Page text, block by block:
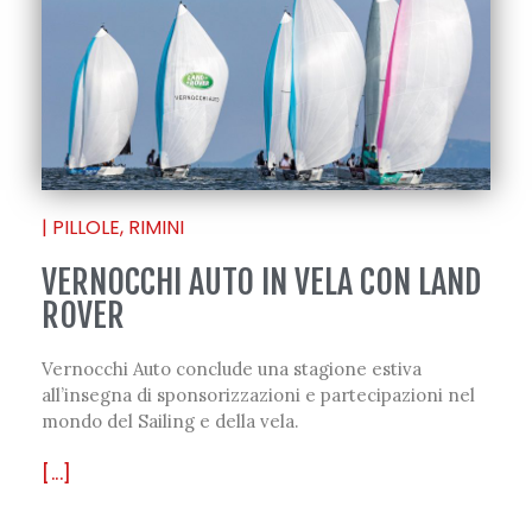
| PILLOLE, RIMINI
VERNOCCHI AUTO IN VELA CON LAND
ROVER
Vernocchi Auto conclude una stagione estiva
all’insegna di sponsorizzazioni e partecipazioni nel
mondo del Sailing e della vela.
[...]